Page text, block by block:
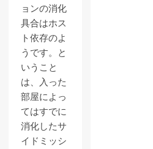
ョンの消化
具合はホス
ト依存のよ
うです。と
いうこと
は、入った
部屋によっ
てはすでに
消化したサ
イドミッシ